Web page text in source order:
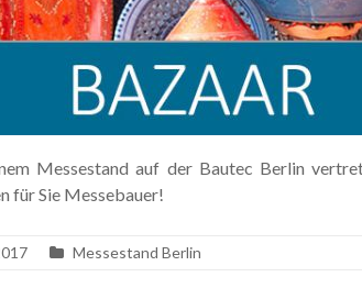
Messestand auf der Bautec Berlin
für Sie Messebauer!
Messestand Berlin